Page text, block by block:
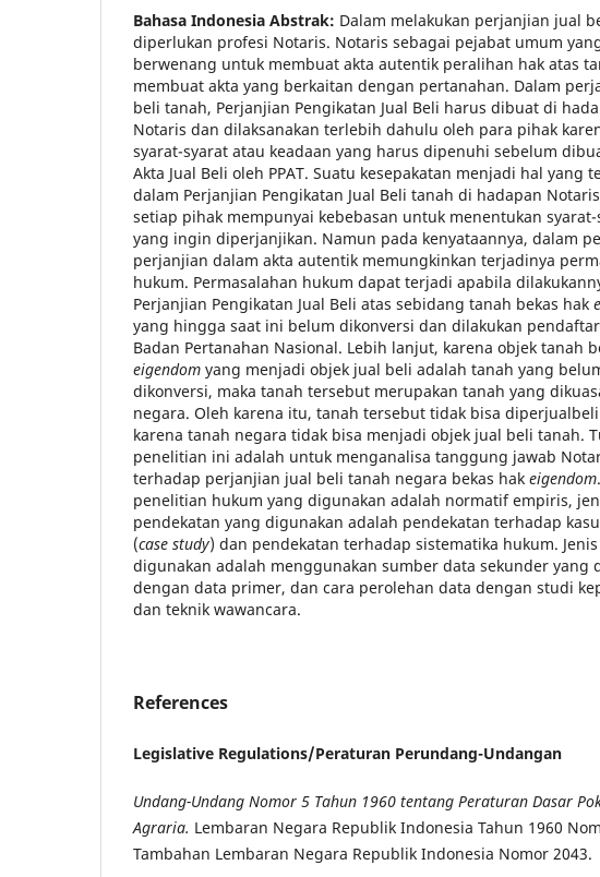
Bahasa Indonesia Abstrak: Dalam melakukan perjanjian jual
diperlukan profesi Notaris. Notaris sebagai pejabat umum
berwenang untuk membuat akta autentik peralihan hak atas
membuat akta yang berkaitan dengan pertanahan. Dalam
beli tanah, Perjanjian Pengikatan Jual Beli harus dibuat di
Notaris dan dilaksanakan terlebih dahulu oleh para pihak
syarat-syarat atau keadaan yang harus dipenuhi sebelum
Akta Jual Beli oleh PPAT. Suatu kesepakatan menjadi hal yang
dalam Perjanjian Pengikatan Jual Beli tanah di hadapan
setiap pihak mempunyai kebebasan untuk menentukan
yang ingin diperjanjikan. Namun pada kenyataannya, dalam
perjanjian dalam akta autentik memungkinkan terjadinya
hukum. Permasalahan hukum dapat terjadi apabila
Perjanjian Pengikatan Jual Beli atas sebidang tanah bekas hak
yang hingga saat ini belum dikonversi dan dilakukan
Badan Pertanahan Nasional. Lebih lanjut, karena objek tanah
eigendom yang menjadi objek jual beli adalah tanah yang
dikonversi, maka tanah tersebut merupakan tanah yang
negara. Oleh karena itu, tanah tersebut tidak bisa
karena tanah negara tidak bisa menjadi objek jual beli tanah.
penelitian ini adalah untuk menganalisa tanggung jawab
terhadap perjanjian jual beli tanah negara bekas hak eigendom
penelitian hukum yang digunakan adalah normatif empiris,
pendekatan yang digunakan adalah pendekatan terhadap
(case study) dan pendekatan terhadap sistematika hukum.
digunakan adalah menggunakan sumber data sekunder yang
dengan data primer, dan cara perolehan data dengan studi
dan teknik wawancara.
References
Legislative Regulations/Peraturan Perundang-Undangan
Undang-Undang Nomor 5 Tahun 1960 tentang Peraturan Dasar
Agraria. Lembaran Negara Republik Indonesia Tahun 1960
Tambahan Lembaran Negara Republik Indonesia Nomor 2043.